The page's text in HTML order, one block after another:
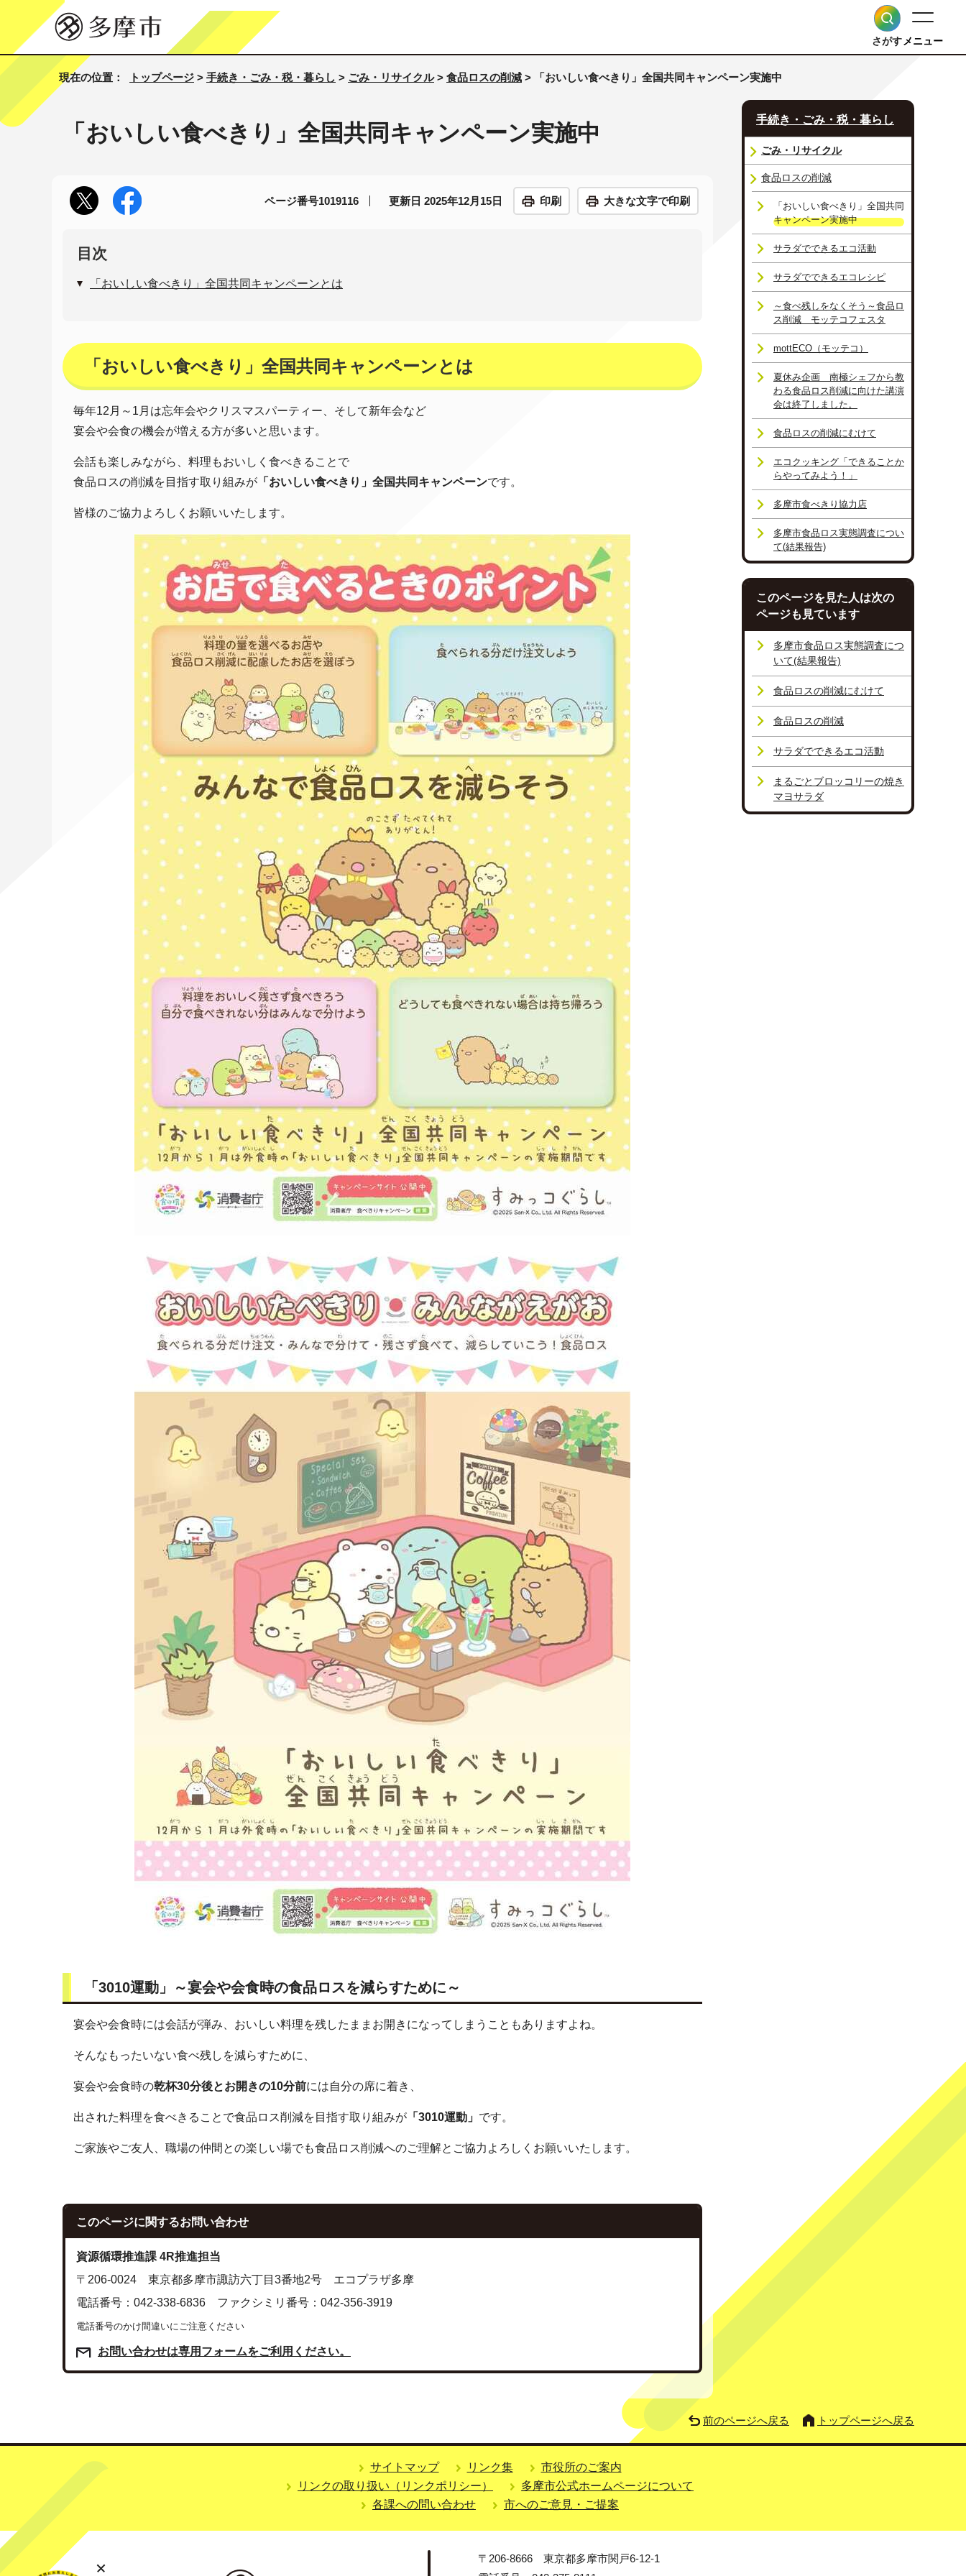
さがすメニュー
現在の位置： トップページ > 手続き・ごみ・税・暮らし > ごみ・リサイクル> 食品ロスの削減 > 「おいしい食べきり」全国共同キャンペーン実施中
「おいしい食べきり」全国共同キャンペーン実施中
ページ番号1019116 更新日 2025年12月15日 印刷 大きな文字で印刷
目次
「おいしい食べきり」全国共同キャンペーンとは
「おいしい食べきり」全国共同キャンペーンとは
毎年12月～1月は忘年会やクリスマスパーティー、そして新年会など
宴会や会食の機会が増える方が多いと思います。
会話も楽しみながら、料理もおいしく食べきることで
食品ロスの削減を目指す取り組みが 「おいしい食べきり」全国共同キャンペーンです。
皆様のご協力よろしくお願いいたします。
「3010運動」～宴会や会食時の食品ロスを減らすために～
宴会や会食時には会話が弾み、おいしい料理を残したままお開きになってしまうこともありますよね。
そんなもったいない食べ残しを減らすために、
宴会や会食時の乾杯30分後とお開きの10分前には自分の席に着き、
出された料理を食べきることで食品ロス削減を目指す取り組みが 「3010運動」 です。
ご家族やご友人、職場の仲間との楽しい場でも食品ロス削減へのご理解とご協力よろしくお願いいたします。
このページに関するお問い合わせ
資源循環推進課 4R推進担当
〒206-0024 東京都多摩市諏訪六丁目3番地2号 エコプラザ多摩
電話番号：042-338-6836 ファクシミリ番号：042-356-3919
電話番号のかけ間違いにご注意ください
お問い合わせは専用フォームをご利用ください。
手続き・ごみ・税・暮らし
ごみ・リサイクル
食品ロスの削減
「おいしい食べきり」全国共同
キャンペーン実施中
サラダでできるエコ活動
サラダでできるエコレシピ
～食べ残しをなくそう～食品ロ
ス削減 モッテコフェスタ
mottECO（モッテコ）
夏休み企画 南極シェフから教
わる食品ロス削減に向けた講演
会は終了しました。
食品ロスの削減にむけて
エコクッキング「できることか
らやってみよう！」
多摩市食べきり協力店
多摩市食品ロス実態調査につい
て(結果報告)
このページを見た人は次の
ページも見ています
多摩市食品ロス実態調査につ
いて(結果報告)
食品ロスの削減にむけて
食品ロスの削減
サラダでできるエコ活動
まるごとブロッコリーの焼き
マヨサラダ
前のページへ戻る トップページへ戻る
サイトマップ リンク集
市役所のご案内
リンクの取り扱い（リンクポリシー）
多摩市公式ホームページについて
各課への問い合わせ
市へのご意見・ご提案
〒206-8666 東京都多摩市関戸6-12-1